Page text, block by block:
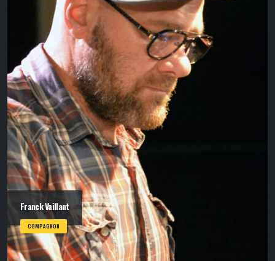
Franck Vaillant
COMPAGNON